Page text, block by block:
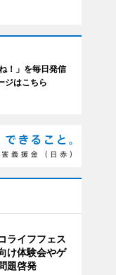
！」を毎日発信
ジはこちら
ライフフェス
け体験会やゲ
題啓発